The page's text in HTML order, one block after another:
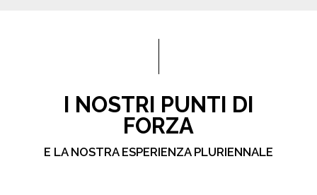
I NOSTRI PUNTI DI
FORZA
E LA NOSTRA ESPERIENZA PLURIENNALE